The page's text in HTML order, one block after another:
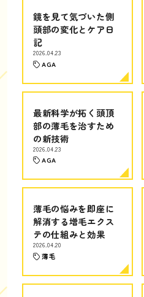
鏡を見て気づいた側
頭部の変化とケア日
記
2026.04.23
AGA
最新科学が拓く頭頂
部の薄毛を治すため
の新技術
2026.04.23
AGA
薄毛の悩みを即座に
解消する増毛エクス
テの仕組みと効果
2026.04.20
薄毛